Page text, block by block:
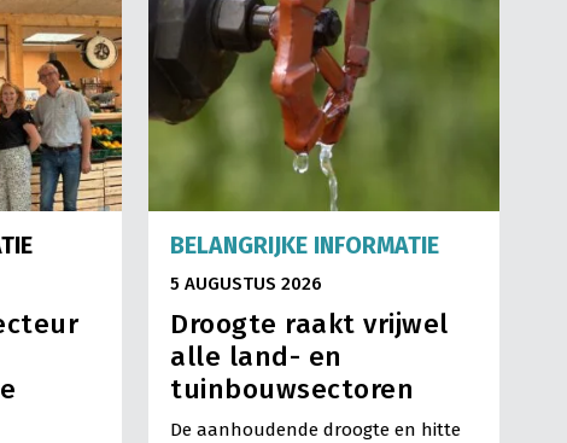
BELANGRIJKE INFORMATIE
5 AUGUSTUS 2026
Droogte raakt vrijwel
alle land- en
tuinbouwsectoren
De aanhoudende droogte en hitte